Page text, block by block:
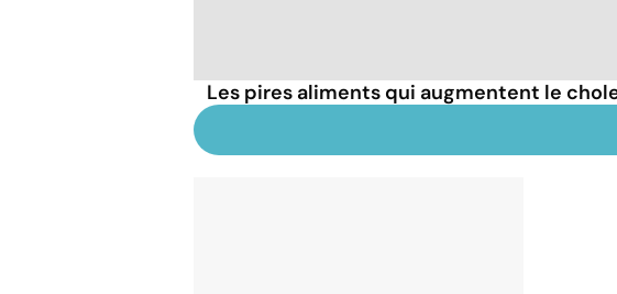
Les pires aliments qui augmentent le